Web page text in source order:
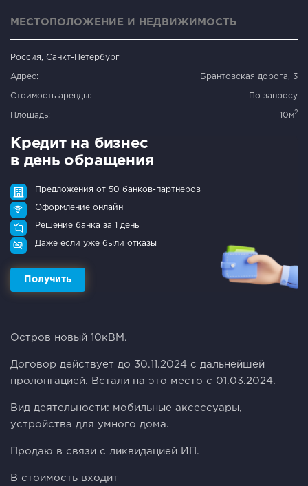
МЕСТОПОЛОЖЕНИЕ И НЕДВИЖИМОСТЬ
Россия, Санкт-Петербург
Адрес: Брантовская дорога, 3
Стоимость аренды: По запросу
Площадь: 10м2
Кредит на бизнес
в день обращения
Предложения от 50 банков-партнеров
Оформление онлайн
Решение банка за 1 день
Даже если уже были отказы
Получить
Остров новый 10кВМ.
Договор действует до 30.11.2024 с дальнейшей
пролонгацией. Встали на это место с 01.03.2024.
Вид деятельности: мобильные аксессуары,
устройства для умного дома.
Продаю в связи с ликвидацией ИП.
В стоимость входит